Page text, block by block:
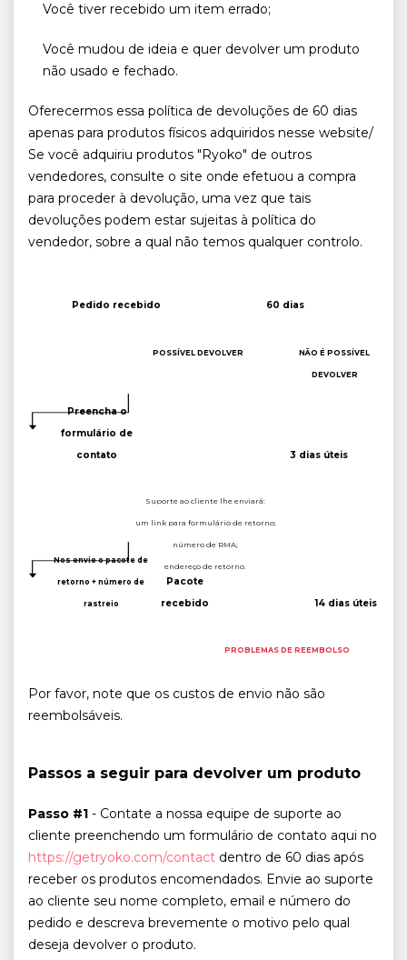
Você tiver recebido um item errado;
Você mudou de ideia e quer devolver um produto
não usado e fechado.
Oferecermos essa política de devoluções de 60 dias
apenas para produtos físicos adquiridos nesse website/
Se você adquiriu produtos "Ryoko" de outros
vendedores, consulte o site onde efetuou a compra
para proceder à devolução, uma vez que tais
devoluções podem estar sujeitas à política do
vendedor, sobre a qual não temos qualquer controlo.
Pedido recebido 60 dias
POSSÍVEL DEVOLVER NÃO É POSSÍVEL
DEVOLVER
Preencha o
formulário de
contato
3 dias úteis
Suporte ao cliente lhe enviará:
um link para formulário de retorno;
número de RMA;
endereço de retorno.
Nos envie o pacote de
retorno + número de
rastreio
Pacote
recebido
14 dias úteis
PROBLEMAS DE REEMBOLSO
Por favor, note que os custos de envio não são
reembolsáveis.
Passos a seguir para devolver um produto
Passo #1 - Contate a nossa equipe de suporte ao
cliente preenchendo um formulário de contato aqui no
https://getryoko.com/contact dentro de 60 dias após
receber os produtos encomendados. Envie ao suporte
ao cliente seu nome completo, email e número do
pedido e descreva brevemente o motivo pelo qual
deseja devolver o produto.